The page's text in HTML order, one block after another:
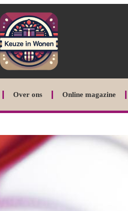
Over ons Online magazine